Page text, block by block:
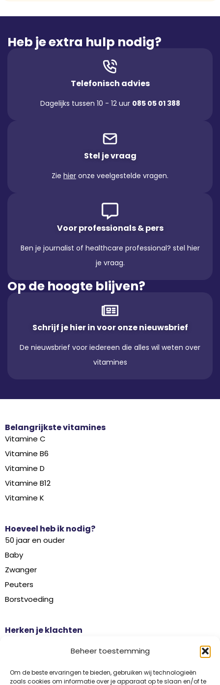
Beheer toestemming
Om de beste ervaringen te bieden, gebruiken wij technologieën
zoals cookies om informatie over je apparaat op te slaan en/of te
Heb je extra hulp nodig?
Telefonisch advies
Dagelijks tussen 10 - 12 uur 085 05 01 388
Stel je vraag
Zie hier onze veelgestelde vragen.
Voor professionals & pers
Ben je journalist of healthcare professional? stel hier
je vraag.
Op de hoogte blijven?
Schrijf je hier in voor onze nieuwsbrief
De nieuwsbrief voor iedereen die alles wil weten over
vitamines
Belangrijkste vitamines
Vitamine C
Vitamine B6
Vitamine D
Vitamine B12
Vitamine K
Hoeveel heb ik nodig?
50 jaar en ouder
Baby
Zwanger
Peuters
Borstvoeding
Herken je klachten
Griep